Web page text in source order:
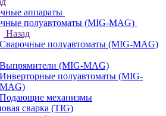
аппараты
полуавтоматы (MIG-MAG)
Назад
Сварочные полуавтоматы (MIG-MAG)
Выпрямители (MIG-MAG)
Инверторные полуавтоматы (MIG-
MAG)
Подающие механизмы
сварка (TIG)